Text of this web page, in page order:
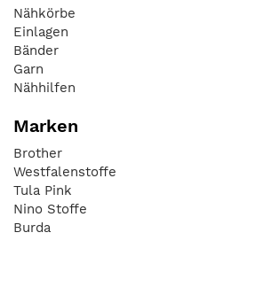
Nähkörbe
Einlagen
Bänder
Garn
Nähhilfen
Marken
Brother
Westfalenstoffe
Tula Pink
Nino Stoffe
Burda